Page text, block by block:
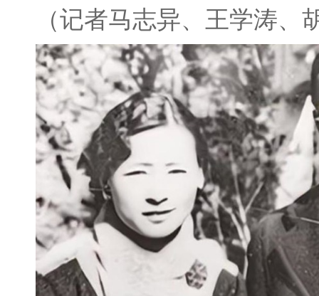
（记者马志异、王学涛、